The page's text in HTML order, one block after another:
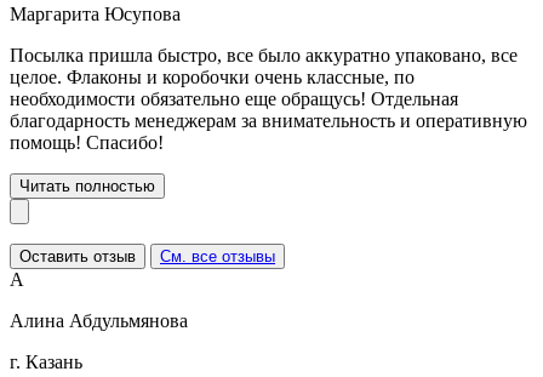
Маргарита Юсупова
Посылка пришла быстро, все было аккуратно упаковано, все
целое. Флаконы и коробочки очень классные, по
необходимости обязательно еще обращусь! Отдельная
благодарность менеджерам за внимательность и оперативную
помощь! Спасибо!
Читать полностью
Оставить отзыв См. все отзывы
А
Алина Абдульмянова
г. Казань